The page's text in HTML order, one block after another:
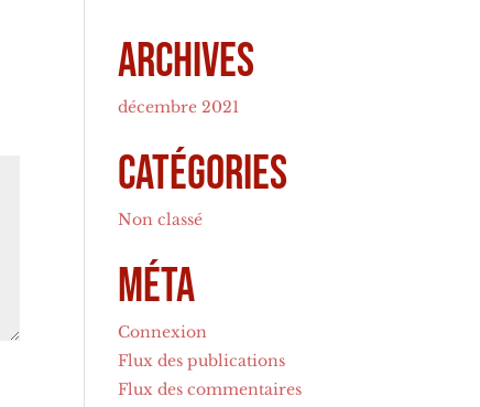
Archives
décembre 2021
Catégories
Non classé
Méta
Connexion
Flux des publications
Flux des commentaires